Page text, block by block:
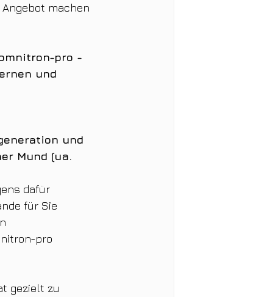
machen
pro -
und
und
Mund (ua.
dafür
für Sie
pro
gezielt zu